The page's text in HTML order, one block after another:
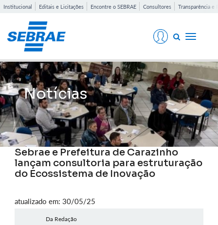
Institucional Editais e Licitações Encontre o SEBRAE Consultores Transparência e
Toggle
Notícias
Sebrae e Prefeitura de Carazinho
lançam consultoria para estruturação
do Ecossistema de Inovação
atualizado em: 30/05/25
Da Redação